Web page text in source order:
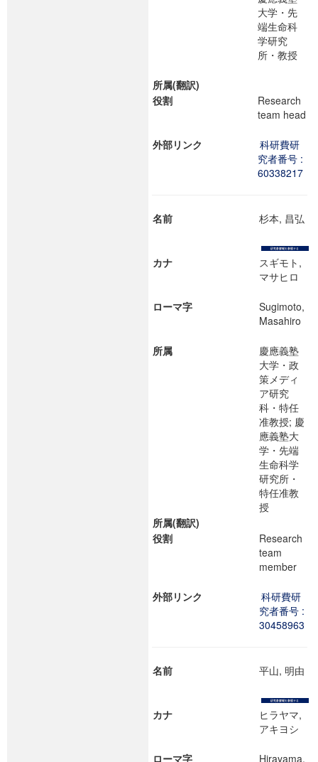
大学・先
端生命科
学研究
所・教授
所属(翻訳)
役割
Research
team head
外部リンク
科研費研
究者番号 :
60338217
名前 杉本, 昌弘
カナ
スギモト,
マサヒロ
ローマ字
Sugimoto,
Masahiro
所属
慶應義塾
大学・政
策メディ
ア研究
科・特任
准教授; 慶
應義塾大
学・先端
生命科学
研究所・
特任准教
授
所属(翻訳)
役割
Research
team
member
外部リンク
科研費研
究者番号 :
30458963
名前 平山, 明由
カナ
ヒラヤマ,
アキヨシ
ローマ字
Hirayama,